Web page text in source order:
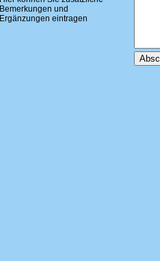
Bemerkungen und
Ergänzungen eintragen